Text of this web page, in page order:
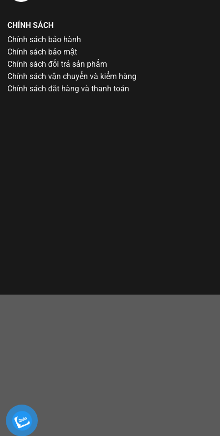
CHÍNH SÁCH
Chính sách bảo hành
Chính sách bảo mật
Chính sách đổi trả sản phẩm
Chính sách vận chuyển và kiểm hàng
Chính sách đặt hàng và thanh toán